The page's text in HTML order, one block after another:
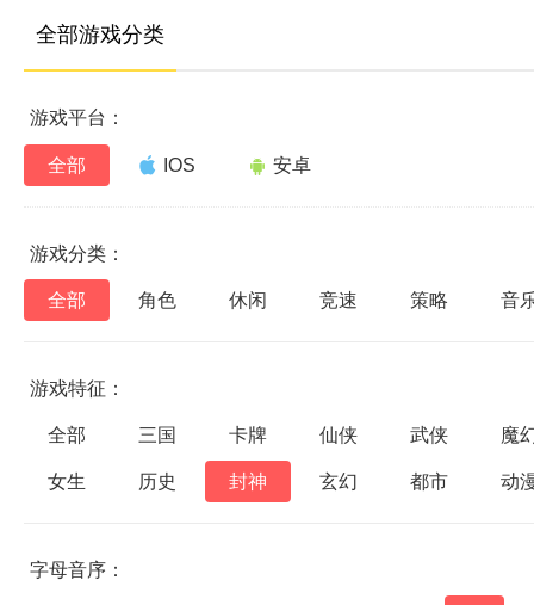
全部游戏分类
游戏平台：
全部 IOS 安卓
游戏分类：
全部 角色 休闲 竞速 策略 音
游戏特征：
全部 三国 卡牌 仙侠 武侠 魔
女生 历史 封神 玄幻 都市 动
字母音序：